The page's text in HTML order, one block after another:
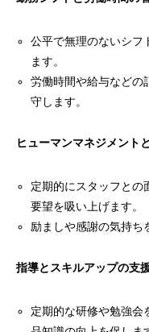
公平で無理のないシフ
ます。
労働時間や給与などの
守します。
ヒューマンマネジメント
定期的にスタッフとの
要望を吸い上げます。
励ましや感謝の気持ち
指導とスキルアップの支
定期的な研修や勉強会